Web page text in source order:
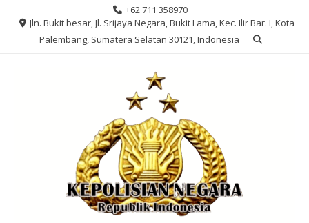
+62 711 358970
Jln. Bukit besar, Jl. Srijaya Negara, Bukit Lama, Kec. Ilir Bar. I, Kota
Palembang, Sumatera Selatan 30121, Indonesia